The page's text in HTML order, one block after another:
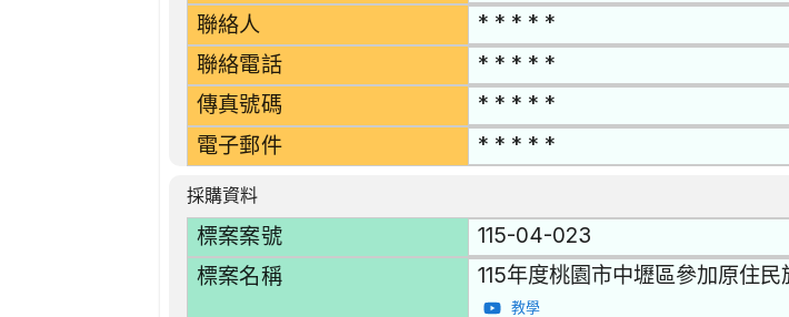
聯絡人 * * * * *
聯絡電話 * * * * *
傳真號碼 * * * * *
電子郵件 * * * * *
採購資料
標案案號 115-04-023
標案名稱 115年度桃園市中壢區參加原住
教學